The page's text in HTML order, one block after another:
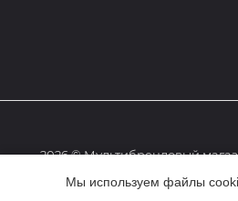
Мы используем файлы
2026 © Мультибрендовый